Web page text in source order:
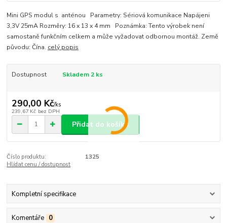
Mini GPS modul s anténou Parametry: Sériová komunikace Napájeni
3,3V 25mA Rozměry: 16 x 13 x 4 mm Poznámka: Tento výrobek není
samostaně funkčním celkem a může vyžadovat odbornou montáž. Země
původu: Čína. celý popis
Dostupnost Skladem 2 ks
290,00 Kč/ks
239,67 Kč bez DPH
Přidat do košíku
Číslo produktu:
1325
Hlídat cenu / dostupnost
Kompletní specifikace
Komentáře 0